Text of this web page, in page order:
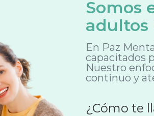
Somos
adultos
En Paz
capacitados
Nuestro
continuo y
¿Cómo te